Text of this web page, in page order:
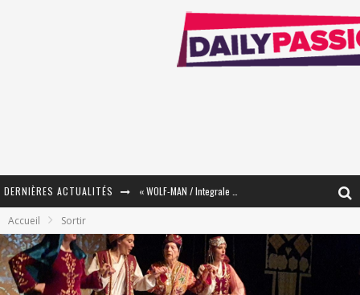
DERNIÈRES ACTUALITÉS
« Le Béton et le Bambou / Propositions pour Mayotte et le Monde. » - Améliorations !
Accueil Sortir